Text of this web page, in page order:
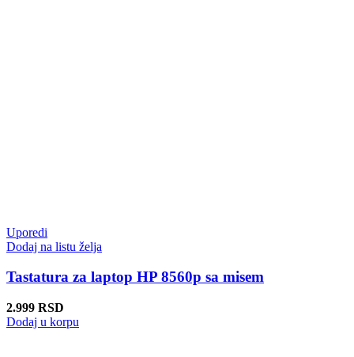
Uporedi
Dodaj na listu želja
Tastatura za laptop HP 8560p sa misem
2.999 RSD
Dodaj u korpu